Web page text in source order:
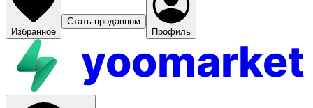
Избранное
Стать продавцом
Профиль
yoomarket